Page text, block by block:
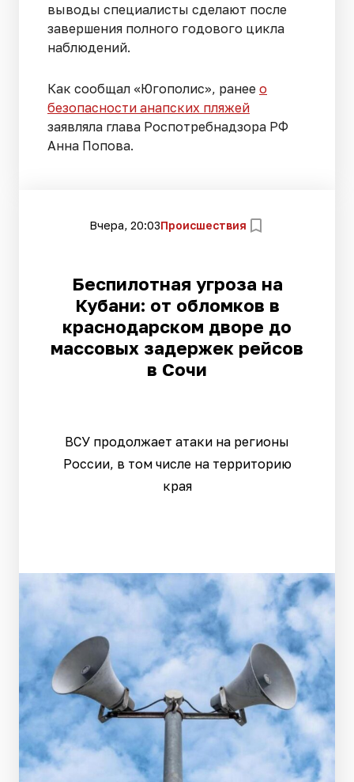
выводы специалисты сделают после
завершения полного годового цикла
наблюдений.
Как сообщал «Югополис», ранее о
безопасности анапских пляжей
заявляла глава Роспотребнадзора РФ
Анна Попова.
Вчера, 20:03Происшествия
Беспилотная угроза на
Кубани: от обломков в
краснодарском дворе до
массовых задержек рейсов
в Сочи
ВСУ продолжает атаки на регионы
России, в том числе на территорию
края